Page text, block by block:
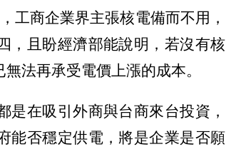
工商企業界主張核電備而不用，
，且盼經濟部能說明，若沒有核
法再承受電價上漲的成本。
是在吸引外商與台商來台投資，
能否穩定供電，將是企業是否願